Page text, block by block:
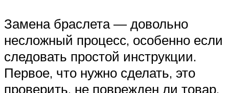
Замена браслета — довольно
несложный процесс, особенно если
следовать простой инструкции.
Первое, что нужно сделать, это
проверить, не поврежден ли товар.